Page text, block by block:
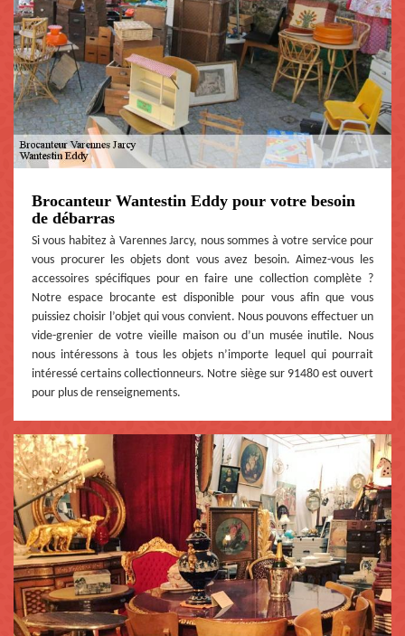
Brocanteur Wantestin Eddy pour votre besoin
de débarras
Si vous habitez à Varennes Jarcy, nous sommes à votre service pour
vous procurer les objets dont vous avez besoin. Aimez-vous les
accessoires spécifiques pour en faire une collection complète ?
Notre espace brocante est disponible pour vous afin que vous
puissiez choisir l’objet qui vous convient. Nous pouvons effectuer un
vide-grenier de votre vieille maison ou d’un musée inutile. Nous
nous intéressons à tous les objets n’importe lequel qui pourrait
intéressé certains collectionneurs. Notre siège sur 91480 est ouvert
pour plus de renseignements.